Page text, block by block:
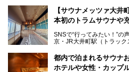
となっている新しいスタ
最近、SNSやメディアで「
本記事では、そもそもこれ
いおしゃれな名店15選を
します。
【サウナメッツァ大井
本初のトラムサウナや
SNSで“行ってみたい！”の
京・JR大井町駅（トラック
ツァ大井町トラックス」が
ポ―トします。
都内で泊まれるサウナ
ホテルや女性・カップ